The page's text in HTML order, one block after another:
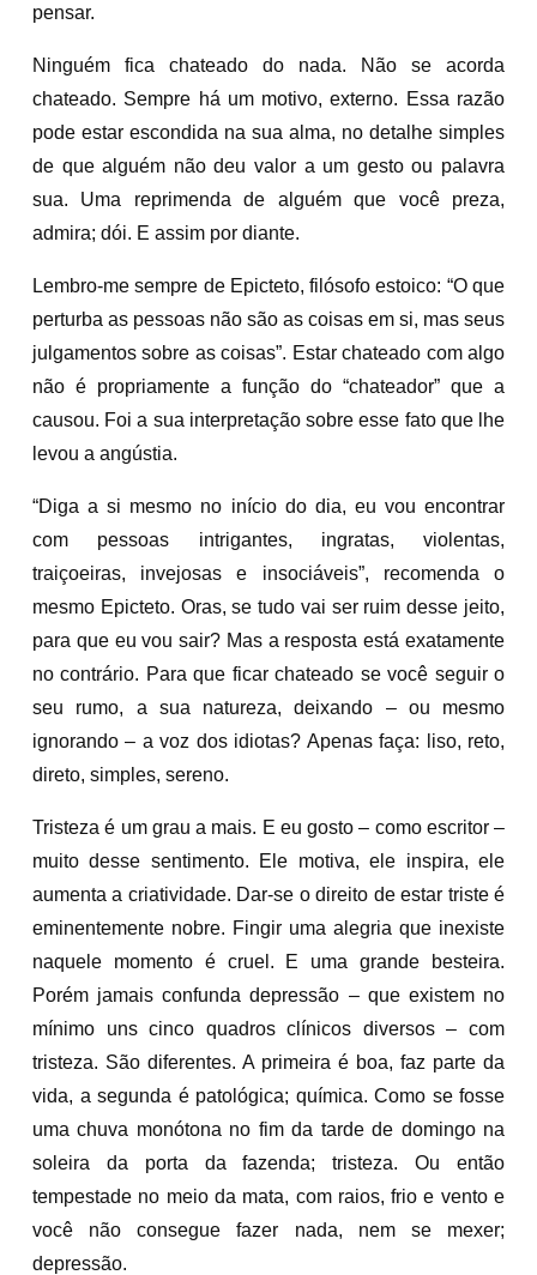
pensar.
Ninguém fica chateado do nada. Não se acorda
chateado. Sempre há um motivo, externo. Essa razão
pode estar escondida na sua alma, no detalhe simples
de que alguém não deu valor a um gesto ou palavra
sua. Uma reprimenda de alguém que você preza,
admira; dói. E assim por diante.
Lembro-me sempre de Epicteto, filósofo estoico: “O que
perturba as pessoas não são as coisas em si, mas seus
julgamentos sobre as coisas”. Estar chateado com algo
não é propriamente a função do “chateador” que a
causou. Foi a sua interpretação sobre esse fato que lhe
levou a angústia.
“Diga a si mesmo no início do dia, eu vou encontrar
com pessoas intrigantes, ingratas, violentas,
traiçoeiras, invejosas e insociáveis”, recomenda o
mesmo Epicteto. Oras, se tudo vai ser ruim desse jeito,
para que eu vou sair? Mas a resposta está exatamente
no contrário. Para que ficar chateado se você seguir o
seu rumo, a sua natureza, deixando – ou mesmo
ignorando – a voz dos idiotas? Apenas faça: liso, reto,
direto, simples, sereno.
Tristeza é um grau a mais. E eu gosto – como escritor –
muito desse sentimento. Ele motiva, ele inspira, ele
aumenta a criatividade. Dar-se o direito de estar triste é
eminentemente nobre. Fingir uma alegria que inexiste
naquele momento é cruel. E uma grande besteira.
Porém jamais confunda depressão – que existem no
mínimo uns cinco quadros clínicos diversos – com
tristeza. São diferentes. A primeira é boa, faz parte da
vida, a segunda é patológica; química. Como se fosse
uma chuva monótona no fim da tarde de domingo na
soleira da porta da fazenda; tristeza. Ou então
tempestade no meio da mata, com raios, frio e vento e
você não consegue fazer nada, nem se mexer;
depressão.